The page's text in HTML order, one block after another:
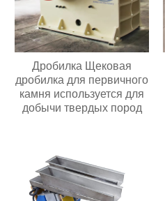
Дробилка Щековая
дробилка для первичного
камня используется для
добычи твердых пород